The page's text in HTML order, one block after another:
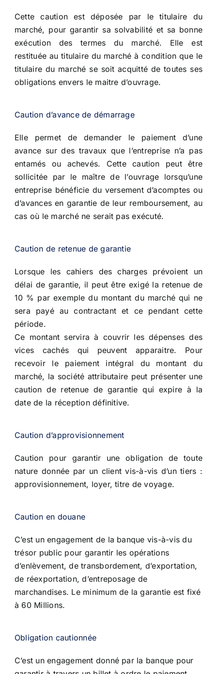
Cette caution est déposée par le titulaire du
marché, pour garantir sa solvabilité et sa bonne
exécution des termes du marché. Elle est
restituée au titulaire du marché à condition que le
titulaire du marché se soit acquitté de toutes ses
obligations envers le maitre d’ouvrage.
Caution d’avance de démarrage
Elle permet de demander le paiement d’une
avance sur des travaux que l’entreprise n’a pas
entamés ou achevés. Cette caution peut être
sollicitée par le maître de l’ouvrage lorsqu’une
entreprise bénéficie du versement d’acomptes ou
d’avances en garantie de leur remboursement, au
cas où le marché ne serait pas exécuté.
Caution de retenue de garantie
Lorsque les cahiers des charges prévoient un
délai de garantie, il peut être exigé la retenue de
10 % par exemple du montant du marché qui ne
sera payé au contractant et ce pendant cette
période.
Ce montant servira à couvrir les dépenses des
vices cachés qui peuvent apparaitre. Pour
recevoir le paiement intégral du montant du
marché, la société attributaire peut présenter une
caution de retenue de garantie qui expire à la
date de la réception définitive.
Caution d’approvisionnement
Caution pour garantir une obligation de toute
nature donnée par un client vis-à-vis d’un tiers :
approvisionnement, loyer, titre de voyage.
Caution en douane
C’est un engagement de la banque vis-à-vis du
trésor public pour garantir les opérations
d’enlèvement, de transbordement, d’exportation,
de réexportation,d’entreposage de
marchandises. Le minimum de la garantie est fixé
à 60 Millions.
Obligation cautionnée
C’est un engagement donné par la banque pour